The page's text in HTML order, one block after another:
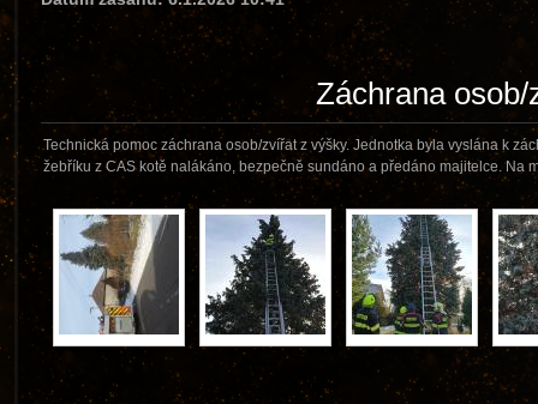
Záchrana osob/
Technická pomoc záchrana osob/zvířat z výšky. Jednotka byla vyslána k
žebříku z CAS kotě nalákáno, bezpečně sundáno a předáno majitelce. Na